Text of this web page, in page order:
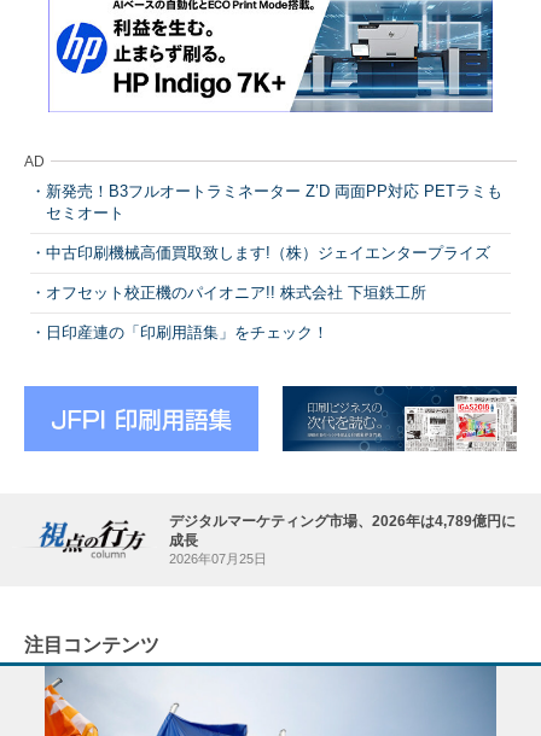
AD
新発売！B3フルオートラミネーター Z’D 両面PP対応 PETラミも
セミオート
中古印刷機械高価買取致します!（株）ジェイエンタープライズ
オフセット校正機のパイオニア!! 株式会社 下垣鉄工所
日印産連の「印刷用語集」をチェック！
デジタルマーケティング市場、2026年は4,789億円に
成長
2026年07月25日
注目コンテンツ